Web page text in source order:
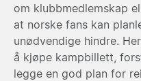
om klubbmedlemskap
at norske fans kan
unødvendige hindre.
å kjøpe kampbillett,
legge en god plan for